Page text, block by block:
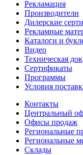
Рекламация
Производители
Дилерские
Рекламные
Каталоги и
Видео
Техническая
Сертификаты
Программы
Условия
Контакты
Центральный
Офисы продаж
Региональные
Региональные
Склады